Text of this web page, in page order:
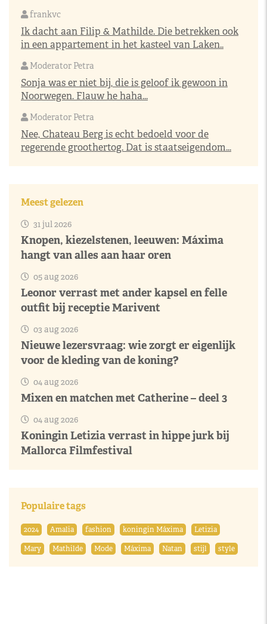
frankvc
Ik dacht aan Filip & Mathilde. Die betrekken ook
in een appartement in het kasteel van Laken..
Moderator Petra
Sonja was er niet bij, die is geloof ik gewoon in
Noorwegen. Flauw he haha...
Moderator Petra
Nee, Chateau Berg is echt bedoeld voor de
regerende groothertog. Dat is staatseigendom...
Meest gelezen
31 jul 2026
Knopen, kiezelstenen, leeuwen: Máxima
hangt van alles aan haar oren
05 aug 2026
Leonor verrast met ander kapsel en felle
outfit bij receptie Marivent
03 aug 2026
Nieuwe lezersvraag: wie zorgt er eigenlijk
voor de kleding van de koning?
04 aug 2026
Mixen en matchen met Catherine – deel 3
04 aug 2026
Koningin Letizia verrast in hippe jurk bij
Mallorca Filmfestival
Populaire tags
2024 Amalia fashion koningin Máxima
Letizia
Mary
Mathilde Mode Máxima Natan stijl style